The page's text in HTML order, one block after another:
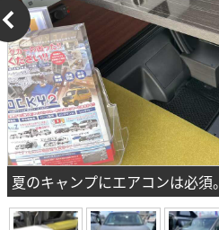
夏のキャンプにエアコンは必須。